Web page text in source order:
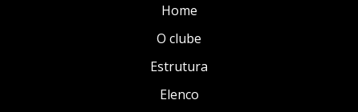
Home
O clube
Estrutura
Elenco